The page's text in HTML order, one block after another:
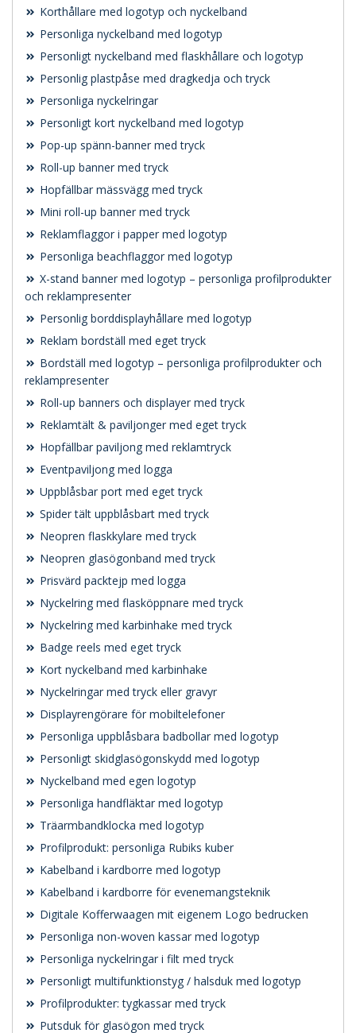
Korthållare med logotyp och nyckelband
Personliga nyckelband med logotyp
Personligt nyckelband med flaskhållare och logotyp
Personlig plastpåse med dragkedja och tryck
Personliga nyckelringar
Personligt kort nyckelband med logotyp
Pop-up spänn-banner med tryck
Roll-up banner med tryck
Hopfällbar mässvägg med tryck
Mini roll-up banner med tryck
Reklamflaggor i papper med logotyp
Personliga beachflaggor med logotyp
X-stand banner med logotyp – personliga profilprodukter
och reklampresenter
Personlig borddisplayhållare med logotyp
Reklam bordställ med eget tryck
Bordställ med logotyp – personliga profilprodukter och
reklampresenter
Roll-up banners och displayer med tryck
Reklamtält & paviljonger med eget tryck
Hopfällbar paviljong med reklamtryck
Eventpaviljong med logga
Uppblåsbar port med eget tryck
Spider tält uppblåsbart med tryck
Neopren flaskkylare med tryck
Neopren glasögonband med tryck
Prisvärd packtejp med logga
Nyckelring med flasköppnare med tryck
Nyckelring med karbinhake med tryck
Badge reels med eget tryck
Kort nyckelband med karbinhake
Nyckelringar med tryck eller gravyr
Displayrengörare för mobiltelefoner
Personliga uppblåsbara badbollar med logotyp
Personligt skidglasögonskydd med logotyp
Nyckelband med egen logotyp
Personliga handfläktar med logotyp
Träarmbandklocka med logotyp
Profilprodukt: personliga Rubiks kuber
Kabelband i kardborre med logotyp
Kabelband i kardborre för evenemangsteknik
Digitale Kofferwaagen mit eigenem Logo bedrucken
Personliga non-woven kassar med logotyp
Personliga nyckelringar i filt med tryck
Personligt multifunktionstyg / halsduk med logotyp
Profilprodukter: tygkassar med tryck
Putsduk för glasögon med tryck